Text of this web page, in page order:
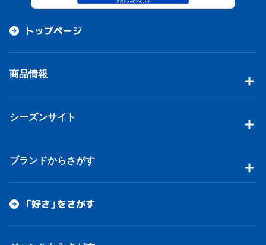
トップページ
商品情報
シーズンサイト
ブランドからさがす
「好き」をさがす